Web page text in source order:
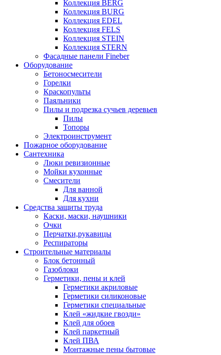
Коллекция BERG
Коллекция BURG
Коллекция EDEL
Коллекция FELS
Коллекция STEIN
Коллекция STERN
Фасадные панели Fineber
Оборудование
Бетоносмесители
Горелки
Краскопульты
Паяльники
Пилы и подрезка сучьев деревьев
Пилы
Топоры
Электроинструмент
Пожарное оборудование
Сантехника
Люки ревизионные
Мойки кухонные
Смесители
Для ванной
Для кухни
Средства защиты труда
Каски, маски, наушники
Очки
Перчатки,рукавицы
Респираторы
Строительные материалы
Блок бетонный
Газоблоки
Герметики, пены и клей
Герметики акриловые
Герметики силиконовые
Герметики специальные
Клей «жидкие гвозди»
Клей для обоев
Клей паркетный
Клей ПВА
Монтажные пены бытовые